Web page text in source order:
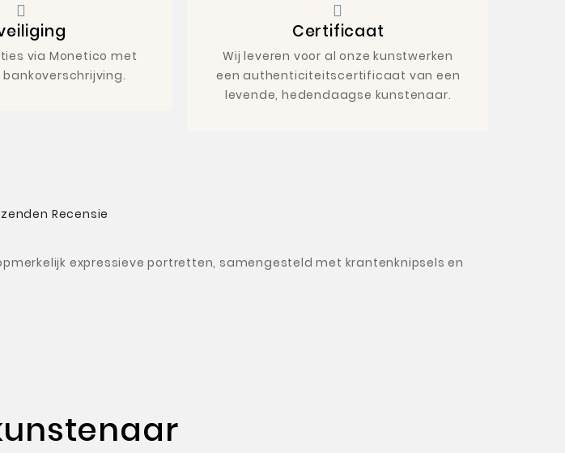
via Monetico met
Certificaat
Wij leveren voor al onze kunstwerken
een authenticiteitscertificaat van een
levende, hedendaagse kunstenaar.
Recensie
expressieve portretten, samengesteld met krantenknipsels en